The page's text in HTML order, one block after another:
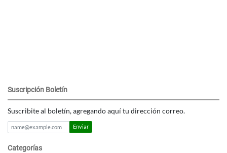
Suscripción Boletín
Suscribite al boletín, agregando aquí tu dirección correo.
Enviar
Categorías